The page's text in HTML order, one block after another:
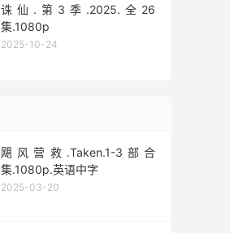
诛仙.第3季.2025.全26
集.1080p
2025-10-24
飓风营救.Taken.1-3部合
集.1080p.英语中字
2025-03-20